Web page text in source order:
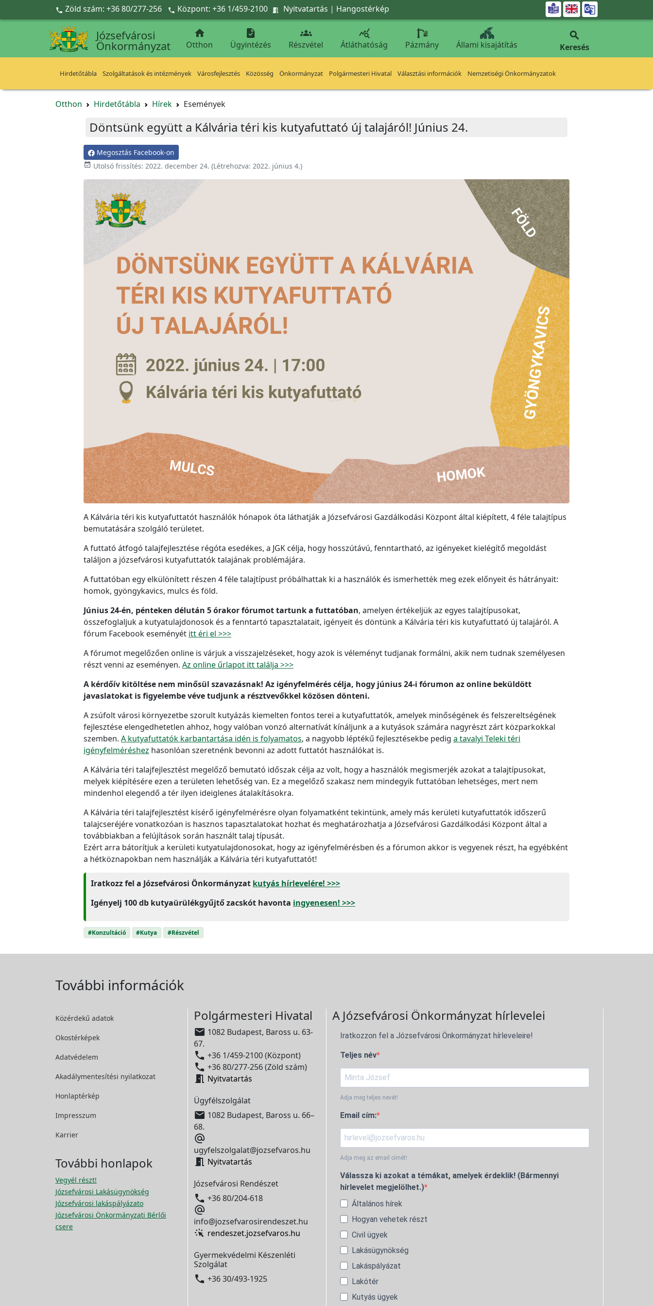
Ugrás a fő tartalomra
 Zöld szám: +36 80/277-256  Központ: +36 1/459-2100  Nyitvatartás | Hangostérkép 
Józsefvárosi
Önkormányzat

Otthon

Ügyintézés

Részvétel

Átláthatóság Pázmány Állami kisajátítás

Keresés
Hirdetőtábla Szolgáltatások és intézmények Városfejlesztés Közösség Önkormányzat Polgármesteri Hivatal Választási információk Nemzetiségi Önkormányzatok
Otthon Hirdetőtábla Hírek Események
Döntsünk együtt a Kálvária téri kis kutyafuttató új talajáról! Június 24.
Megosztás Facebook-on
 Utolsó frissítés: 2022. december 24. (Létrehozva: 2022. június 4.)
A Kálvária téri kis kutyafuttatót használók hónapok óta láthatják a Józsefvárosi Gazdálkodási Központ által kiépített, 4 féle talajtípus
bemutatására szolgáló területet.
A futtató átfogó talajfejlesztése régóta esedékes, a JGK célja, hogy hosszútávú, fenntartható, az igényeket kielégítő megoldást
találjon a józsefvárosi kutyafuttatók talajának problémájára.
A futtatóban egy elkülönített részen 4 féle talajtípust próbálhattak ki a használók és ismerhették meg ezek előnyeit és hátrányait:
homok, gyöngykavics, mulcs és föld.
Június 24-én, pénteken délután 5 órakor fórumot tartunk a futtatóban, amelyen értékeljük az egyes talajtípusokat,
összefoglaljuk a kutyatulajdonosok és a fenntartó tapasztalatait, igényeit és döntünk a Kálvária téri kis kutyafuttató új talajáról. A
fórum Facebook eseményét itt éri el >>>
A fórumot megelőzően online is várjuk a visszajelzéseket, hogy azok is véleményt tudjanak formálni, akik nem tudnak személyesen
részt venni az eseményen. Az online űrlapot itt találja >>>
A kérdőív kitöltése nem minősül szavazásnak! Az igényfelmérés célja, hogy június 24-i fórumon az online beküldött
javaslatokat is figyelembe véve tudjunk a résztvevőkkel közösen dönteni.
A zsúfolt városi környezetbe szorult kutyázás kiemelten fontos terei a kutyafuttatók, amelyek minőségének és felszereltségének
fejlesztése elengedhetetlen ahhoz, hogy valóban vonzó alternatívát kínáljunk a a kutyások számára nagyrészt zárt közparkokkal
szemben. A kutyafuttatók karbantartása idén is folyamatos, a nagyobb léptékű fejlesztésekbe pedig a tavalyi Teleki téri
igényfelméréshez hasonlóan szeretnénk bevonni az adott futtatót használókat is.
A Kálvária téri talajfejlesztést megelőző bemutató időszak célja az volt, hogy a használók megismerjék azokat a talajtípusokat,
melyek kiépítésére ezen a területen lehetőség van. Ez a megelőző szakasz nem mindegyik futtatóban lehetséges, mert nem
mindenhol elegendő a tér ilyen ideiglenes átalakításokra.
A Kálvária téri talajfejlesztést kísérő igényfelmérésre olyan folyamatként tekintünk, amely más kerületi kutyafuttatók időszerű
talajcseréjére vonatkozóan is hasznos tapasztalatokat hozhat és meghatározhatja a Józsefvárosi Gazdálkodási Központ által a
továbbiakban a felújítások során használt talaj típusát.
Ezért arra bátorítjuk a kerületi kutyatulajdonosokat, hogy az igényfelmérésben és a fórumon akkor is vegyenek részt, ha egyébként
a hétköznapokban nem használják a Kálvária téri kutyafuttatót!
Iratkozz fel a Józsefvárosi Önkormányzat kutyás hírlevelére! >>>
Igényelj 100 db kutyaürülékgyűjtő zacskót havonta ingyenesen! >>>
#Konzultáció #Kutya #Részvétel
További információk
Közérdekű adatok
Okostérképek
Adatvédelem
Akadálymentesítési nyilatkozat
Honlaptérkép
Impresszum
Karrier
További honlapok
Vegyél részt!
Józsefvárosi Lakásügynökség
Józsefvárosi lakáspályázato
Józsefvárosi Önkormányzati Bérlői
csere
Polgármesteri Hivatal
 1082 Budapest, Baross u. 63-
67.
 +36 1/459-2100 (Központ)
 +36 80/277-256 (Zöld szám)
 Nyitvatartás
Ügyfélszolgálat
 1082 Budapest, Baross u. 66–
68.

ugyfelszolgalat@jozsefvaros.hu
 Nyitvatartás
Józsefvárosi Rendészet
 +36 80/204-618

info@jozsefvarosirendeszet.hu
rendeszet.jozsefvaros.hu
Gyermekvédelmi Készenléti
Szolgálat
 +36 30/493-1925
A Józsefvárosi Önkormányzat hírlevelei
Iratkozzon fel a Józsefvárosi Önkormányzat hírleveleire!
Teljes név
Adja meg teljes nevét!
Email cím:
Adja meg az email címét!
Válassza ki azokat a témákat, amelyek érdeklik! (Bármennyi
hírlevelet megjelölhet.)
Általános hírek
Hogyan vehetek részt
Civil ügyek
Lakásügynökség
Lakáspályázat
Lakótér
Kutyás ügyek